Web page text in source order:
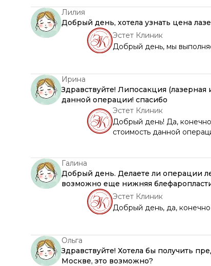
Лилия
Добрый день, хотела узнать цена
Эстет Клиник
Добрый день, мы
Ирина
Здравствуйте! Липосакция
данной операции! спасибо
Эстет Клиник
Добрый день! Да,
стоимость данной
Галина
Добрый день. Делаете ли операции
возможно еще нижняя
Эстет Клиник
Добрый день, да,
Ольга
Здравствуйте! Хотела бы получить
Москве, это возможно?